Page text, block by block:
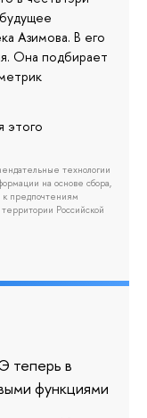
Азимова. В его
Она подбирает
этого
технологии
на основе сбора,
к предпочтениям
Российской
теперь в
функциями